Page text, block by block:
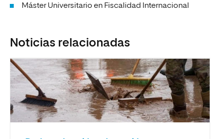
Máster Universitario en Fiscalidad Internacional
Noticias relacionadas